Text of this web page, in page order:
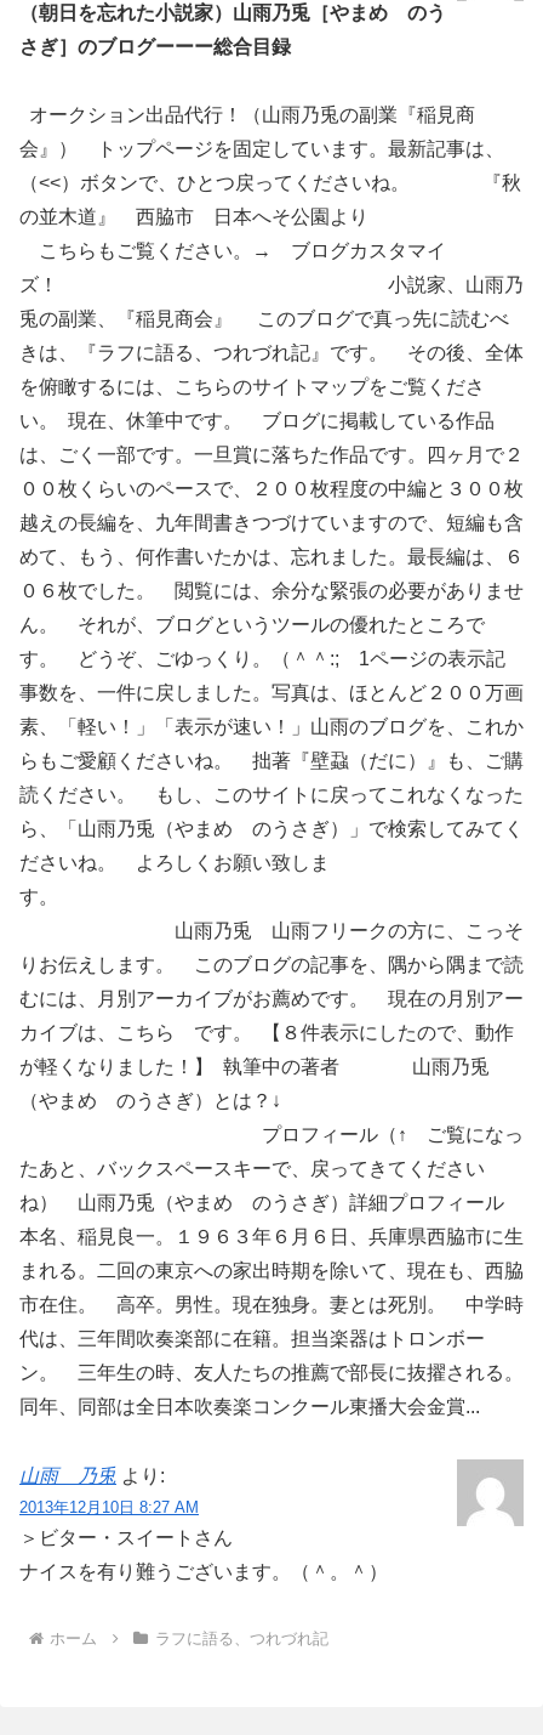
（朝日を忘れた小説家）山雨乃兎［やまめ のう
さぎ］のブログーーー総合目録
オークション出品代行！（山雨乃兎の副業『稲見商
会』） トップページを固定しています。最新記事は、
（<<）ボタンで、ひとつ戻ってくださいね。 『秋
の並木道』 西脇市 日本へそ公園より
こちらもご覧ください。→ ブログカスタマイ
ズ！ 小説家、山雨乃
兎の副業、『稲見商会』 このブログで真っ先に読むべ
きは、『ラフに語る、つれづれ記』です。 その後、全体
を俯瞰するには、こちらのサイトマップをご覧くださ
い。 現在、休筆中です。 ブログに掲載している作品
は、ごく一部です。一旦賞に落ちた作品です。四ヶ月で２
００枚くらいのペースで、２００枚程度の中編と３００枚
越えの長編を、九年間書きつづけていますので、短編も含
めて、もう、何作書いたかは、忘れました。最長編は、６
０６枚でした。 閲覧には、余分な緊張の必要がありませ
ん。 それが、ブログというツールの優れたところで
す。 どうぞ、ごゆっくり。（＾＾:; 1ページの表示記
事数を、一件に戻しました。写真は、ほとんど２００万画
素、「軽い！」「表示が速い！」山雨のブログを、これか
らもご愛顧くださいね。 拙著『壁蝨（だに）』も、ご購
読ください。 もし、このサイトに戻ってこれなくなった
ら、「山雨乃兎（やまめ のうさぎ）」で検索してみてく
ださいね。 よろしくお願い致しま
す。
山雨乃兎 山雨フリークの方に、こっそ
りお伝えします。 このブログの記事を、隅から隅まで読
むには、月別アーカイブがお薦めです。 現在の月別アー
カイブは、こちら です。 【８件表示にしたので、動作
が軽くなりました！】 執筆中の著者 山雨乃兎
（やまめ のうさぎ）とは？↓
プロフィール（↑ ご覧になっ
たあと、バックスペースキーで、戻ってきてください
ね） 山雨乃兎（やまめ のうさぎ）詳細プロフィール
本名、稲見良一。１９６３年６月６日、兵庫県西脇市に生
まれる。二回の東京への家出時期を除いて、現在も、西脇
市在住。 高卒。男性。現在独身。妻とは死別。 中学時
代は、三年間吹奏楽部に在籍。担当楽器はトロンボー
ン。 三年生の時、友人たちの推薦で部長に抜擢される。
同年、同部は全日本吹奏楽コンクール東播大会金賞...
山雨 乃兎 より:
2013年12月10日 8:27 AM
＞ビター・スイートさん
ナイスを有り難うございます。（＾。＾）
ホーム ラフに語る、つれづれ記